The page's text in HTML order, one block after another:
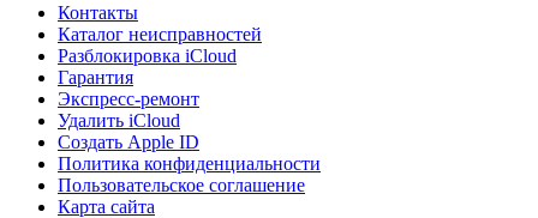
Контакты
Каталог неисправностей
Разблокировка iCloud
Гарантия
Экспресс-ремонт
Удалить iCloud
Создать Apple ID
Политика конфиденциальности
Пользовательское соглашение
Карта сайта